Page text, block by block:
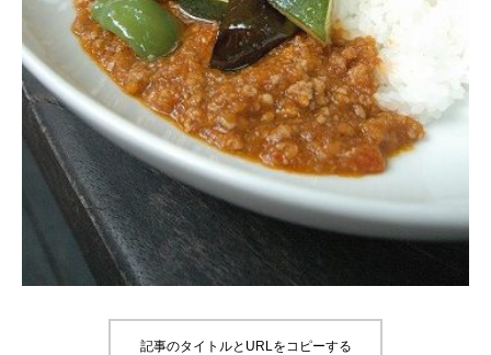
記事のタイトルとURLをコピーする